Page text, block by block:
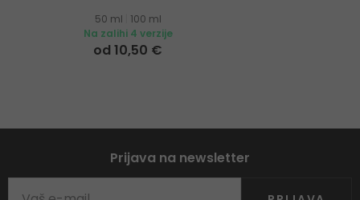
50 ml
100 ml
Na zalihi 4 verzije
od 10,50 €
Prijava na newsletter